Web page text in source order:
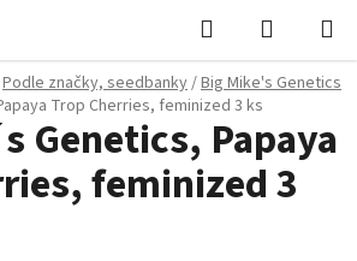
Hledat
KOŠÍK
Podle značky, seedbanky/Big Mike's Genetics
Trop Cherries, feminized 3 ks
Genetics, Papaya
feminized 3